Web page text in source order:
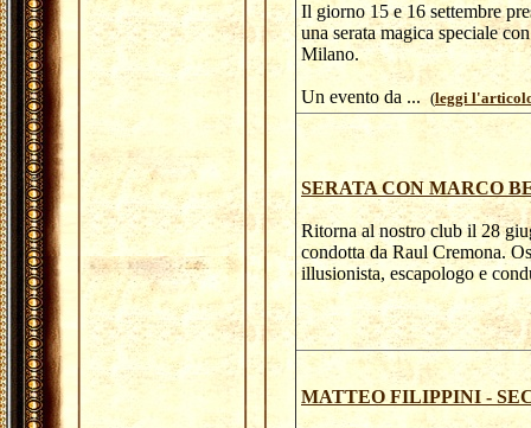
Il giorno 15 e 16 settembre
una serata magica speciale
Milano.
Un evento da ... (leggi
SERATA CON MARCO
Ritorna al nostro club il 28
condotta da Raul Cremona.
illusionista, escapologo e
MATTEO FILIPPINI -